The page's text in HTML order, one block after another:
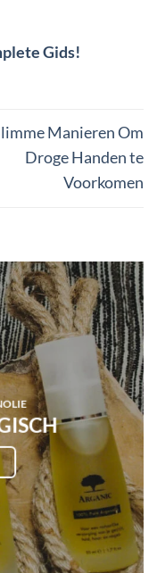
Gids!
Manieren Om
Droge Handen te
Voorkomen